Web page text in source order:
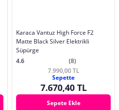
Karaca Vantuz High Force F2
Matte Black Silver Elektrikli
Süpürge
4.6
(8)
7.990,00 TL
Sepette
7.670,40 TL
Sepete Ekle